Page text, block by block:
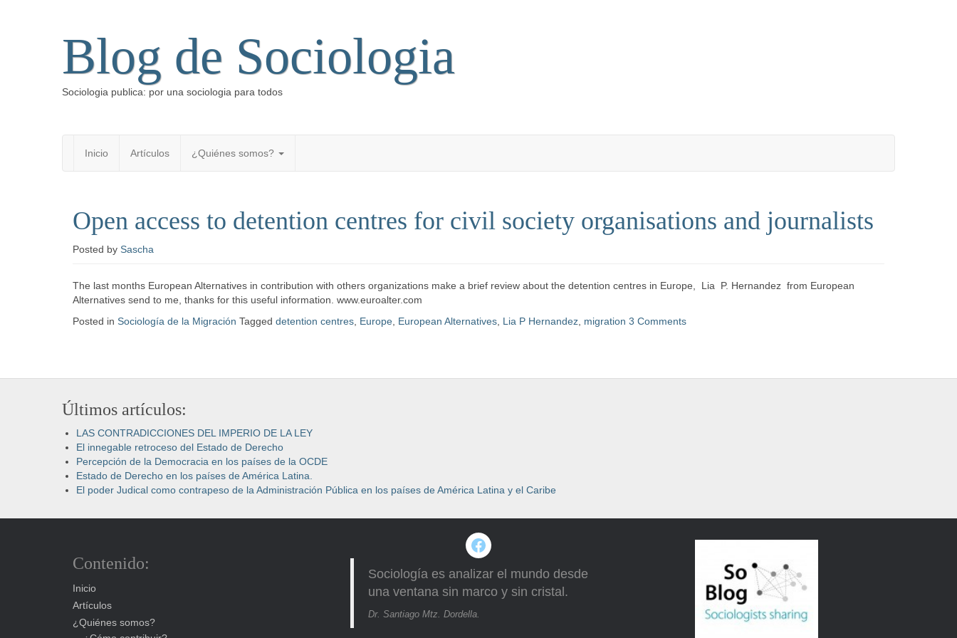
Blog de Sociologia
Sociologia publica: por una sociologia para todos
Inicio Artículos ¿Quiénes somos?
Open access to detention centres for civil society organisations and journalists
Posted by Sascha
The last months European Alternatives in contribution with others organizations make a brief review about the detention centres in Europe, Lia P. Hernandez from European
Alternatives send to me, thanks for this useful information. www.euroalter.com
Posted in Sociología de la Migración Tagged detention centres Europe European Alternatives Lia P Hernandez migration 3 Comments
Últimos artículos:
LAS CONTRADICCIONES DEL IMPERIO DE LA LEY
El innegable retroceso del Estado de Derecho
Percepción de la Democracia en los países de la OCDE
Estado de Derecho en los países de América Latina.
El poder Judical como contrapeso de la Administración Pública en los países de América Latina y el Caribe
Contenido:
Inicio
Artículos
¿Quiénes somos?
Facebook
Sociología es analizar el mundo desde
una ventana sin marco y sin cristal.
Dr. Santiago Mtz. Dordella.